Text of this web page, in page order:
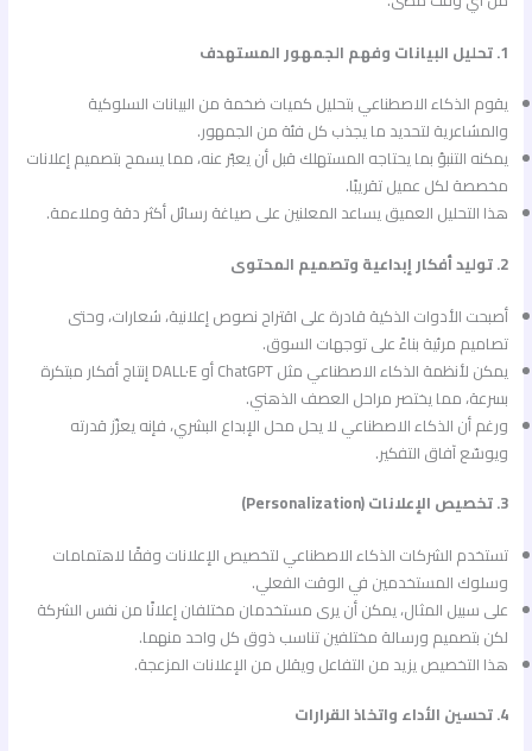
1. تحليل البيانات وفهم الجمهور المستهدف
يقوم الذكاء الاصطناعي بتحليل كميات ضخمة من البيانات السلوكية
والمشاعرية لتحديد ما يجذب كل فئة من الجمهور.
يمكنه التنبؤ بما يحتاجه المستهلك قبل أن يعبّر عنه، مما يسمح بتصميم إعلانات
مخصصة لكل عميل تقريبًا.
هذا التحليل العميق يساعد المعلنين على صياغة رسائل أكثر دقة وملاءمة.
2. توليد أفكار إبداعية وتصميم المحتوى
أصبحت الأدوات الذكية قادرة على اقتراح نصوص إعلانية، شعارات، وحتى
تصاميم مرئية بناءً على توجهات السوق.
يمكن لأنظمة الذكاء الاصطناعي مثل ChatGPT أو DALL·E إنتاج أفكار مبتكرة
بسرعة، مما يختصر مراحل العصف الذهني.
ورغم أن الذكاء الاصطناعي لا يحل محل الإبداع البشري، فإنه يعزّز قدرته
ويوسّع آفاق التفكير.
3. تخصيص الإعلانات (Personalization)
تستخدم الشركات الذكاء الاصطناعي لتخصيص الإعلانات وفقًا لاهتمامات
وسلوك المستخدمين في الوقت الفعلي.
على سبيل المثال، يمكن أن يرى مستخدمان مختلفان إعلانًا من نفس الشركة
لكن بتصميم ورسالة مختلفين تناسب ذوق كل واحد منهما.
هذا التخصيص يزيد من التفاعل ويقلل من الإعلانات المزعجة.
4. تحسين الأداء واتخاذ القرارات